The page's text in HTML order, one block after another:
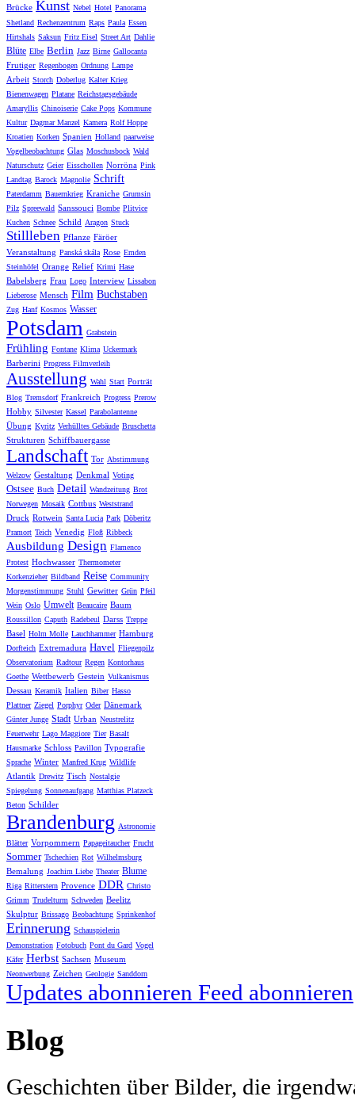
Brücke Kunst Nebel Hotel Panorama
Shetland Rechenzentrum Raps Paula Essen
Hirtshals Saksun Fritz Eisel Street Art Dahlie
Blüte Elbe Berlin Jazz Birne Gallocanta
Frutiger Regenbogen Ordnung Lampe
Arbeit Storch Doberlug Kalter Krieg
Bienenwagen Platane Reichstagsgebäude
Amaryllis Chinoiserie Cake Pops Kommune
Kultur Dagmar Manzel Kamera Rolf Hoppe
Kroatien Korken Spanien Holland paarweise
Vogelbeobachtung Glas Moschusbock Wald
Naturschutz Geier Eisschollen Norröna Pink
Landtag Barock Magnolie Schrift
Paterdamm Bauernkrieg Kraniche Grumsin
Pilz Spreewald Sanssouci Bombe Plitvice
Kuchen Schnee Schild Aragon Stuck
Stillleben Pflanze Färöer
Veranstaltung Panská skála Rose Emden
Steinhöfel Orange Relief Krimi Hase
Babelsberg Frau Logo Interview Lissabon
Lieberose Mensch Film Buchstaben
Zug Hanf Kosmos Wasser
Potsdam Grabstein
Frühling Fontane Klima Uckermark
Barberini Progress Filmverleih
Ausstellung Wahl Start Porträt
Blog Tremsdorf Frankreich Progress Prerow
Hobby Silvester Kassel Parabolantenne
Übung Kyritz Verhülltes Gebäude Bruschetta
Strukturen Schiffbauergasse
Landschaft Tor Abstimmung
Welzow Gestaltung Denkmal Voting
Ostsee Buch Detail Wandzeitung Brot
Norwegen Mosaik Cottbus Weststrand
Druck Rotwein Santa Lucia Park Döberitz
Pramort Teich Venedig Floß Ribbeck
Ausbildung Design Flamenco
Protest Hochwasser Thermometer
Korkenzieher Bildband Reise Community
Morgenstimmung Stuhl Gewitter Grün Pfeil
Wein Oslo Umwelt Beaucaire Baum
Roussillon Caputh Radebeul Darss Treppe
Basel Holm Molle Lauchhammer Hamburg
Dorfteich Extremadura Havel Fliegenpilz
Observatorium Radtour Regen Kontorhaus
Goethe Wettbewerb Gestein Vulkanismus
Dessau Keramik Italien Biber Hasso
Plattner Ziegel Porphyr Oder Dänemark
Günter Junge Stadt Urban Neustrelitz
Feuerwehr Lago Maggiore Tier Basalt
Hausmarke Schloss Pavillon Typografie
Sprache Winter Manfred Krug Wildlife
Atlantik Drewitz Tisch Nostalgie
Spiegelung Sonnenaufgang Matthias Platzeck
Beton Schilder
Brandenburg Astronomie
Blätter Vorpommern Papageitaucher Frucht
Sommer Tschechien Rot Wilhelmsburg
Bemalung Joachim Liebe Theater Blume
Riga Ritterstern Provence DDR Christo
Grimm Trudelturm Schweden Beelitz
Skulptur Brissago Beobachtung Sprinkenhof
Erinnerung Schauspielerin
Demonstration Fotobuch Pont du Gard Vogel
Käfer Herbst Sachsen Museum
Neonwerbung Zeichen Geologie Sanddorn
Updates abonnieren Feed abonnieren
Blog
Geschichten über Bilder, die